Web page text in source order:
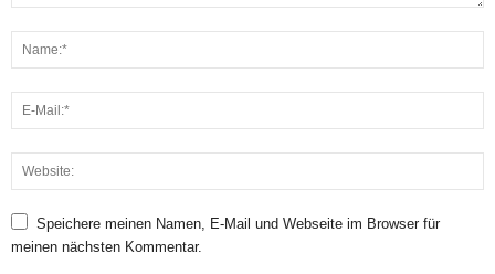
Speichere meinen Namen, E-Mail und Webseite im Browser für
meinen nächsten Kommentar.